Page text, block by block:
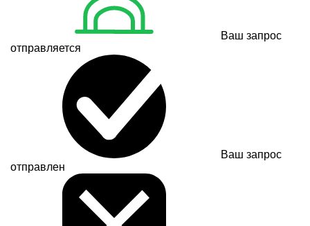
Ваш запрос
отправляется
Ваш запрос
отправлен